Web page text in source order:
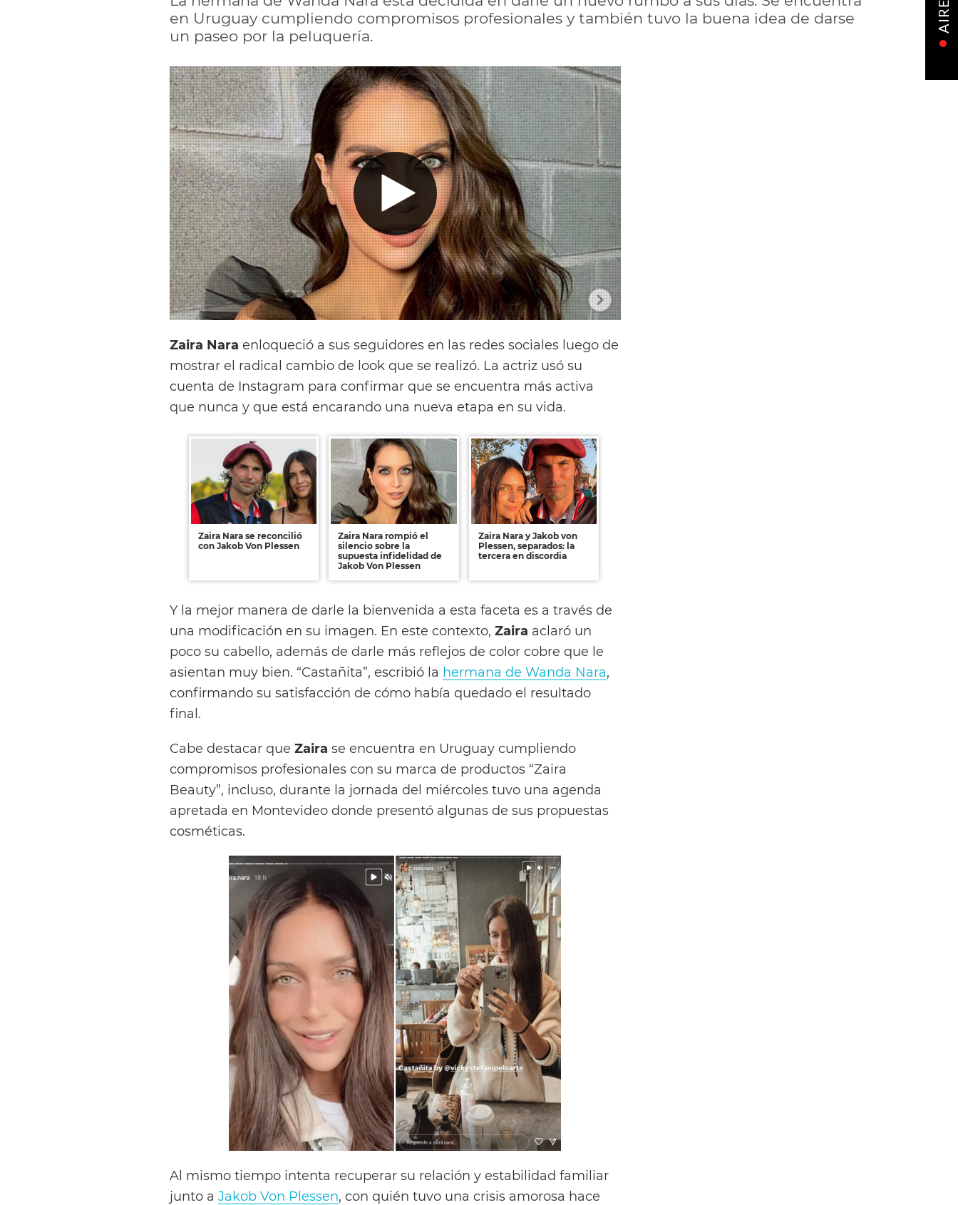
en Uruguay cumpliendo compromisos profesionales y también tuvo la buena idea de darse
un paseo por la peluquería.
Zaira Nara enloqueció a sus seguidores en las redes sociales luego de
mostrar el radical cambio de look que se realizó. La actriz usó su
cuenta de Instagram para confirmar que se encuentra más activa
que nunca y que está encarando una nueva etapa en su vida.
Zaira Nara se reconcilió
con Jakob Von Plessen
Zaira Nara rompió el
silencio sobre la
supuesta infidelidad de
Jakob Von Plessen
Zaira Nara y Jakob von
Plessen, separados: la
tercera en discordia
Y la mejor manera de darle la bienvenida a esta faceta es a través de
una modificación en su imagen. En este contexto, Zaira aclaró un
poco su cabello, además de darle más reflejos de color cobre que le
asientan muy bien. “Castañita”, escribió la hermana de Wanda Nara,
confirmando su satisfacción de cómo había quedado el resultado
final.
Cabe destacar que Zaira se encuentra en Uruguay cumpliendo
compromisos profesionales con su marca de productos “Zaira
Beauty”, incluso, durante la jornada del miércoles tuvo una agenda
apretada en Montevideo donde presentó algunas de sus propuestas
cosméticas.
Al mismo tiempo intenta recuperar su relación y estabilidad familiar
junto a Jakob Von Plessen, con quién tuvo una crisis amorosa hace
AIRE